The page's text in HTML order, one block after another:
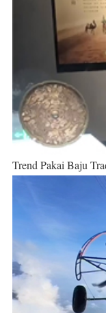
Trend Pakai Baju